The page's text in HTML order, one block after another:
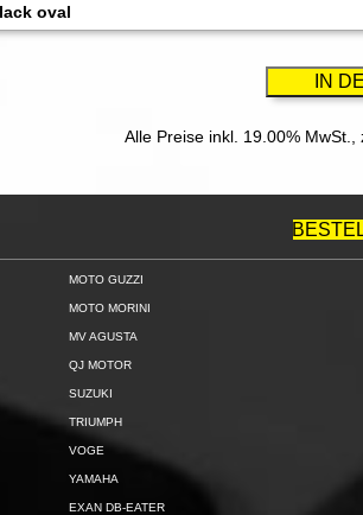
oval
Alle Preise inkl. 19.00% MwSt.,
MOTO GUZZI
MOTO MORINI
MV AGUSTA
QJ MOTOR
SUZUKI
TRIUMPH
VOGE
YAMAHA
EXAN DB-EATER